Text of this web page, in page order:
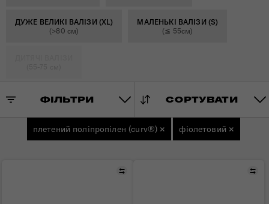
ДУЖЕ ВЕЛИКІ ВАЛІЗИ (XL)
(>80 см)
МАЛЕНЬКІ ВАЛІЗИ (S)
(≦ 55см)
ФІЛЬТРИ СОРТУВАТИ
плетений поліпропілен (curv®) × фіолетовий ×
Порівняти